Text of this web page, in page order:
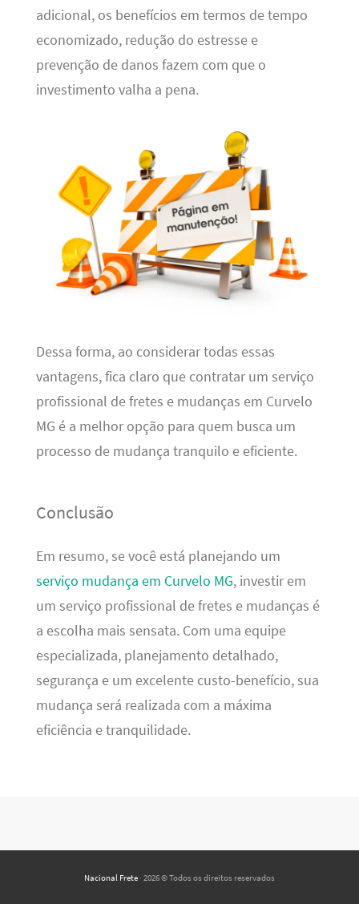
adicional, os benefícios em termos de tempo
economizado, redução do estresse e
prevenção de danos fazem com que o
investimento valha a pena.
Dessa forma, ao considerar todas essas
vantagens, fica claro que contratar um serviço
profissional de fretes e mudanças em Curvelo
MG é a melhor opção para quem busca um
processo de mudança tranquilo e eficiente.
Conclusão
Em resumo, se você está planejando um
serviço mudança em Curvelo MG, investir em
um serviço profissional de fretes e mudanças é
a escolha mais sensata. Com uma equipe
especializada, planejamento detalhado,
segurança e um excelente custo-benefício, sua
mudança será realizada com a máxima
eficiência e tranquilidade.
Nacional Frete · 2026 © Todos os direitos reservados